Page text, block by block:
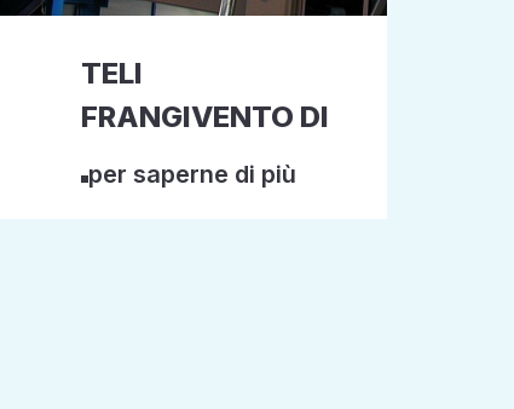
TELI
FRANGIVENTO DI
per saperne di più